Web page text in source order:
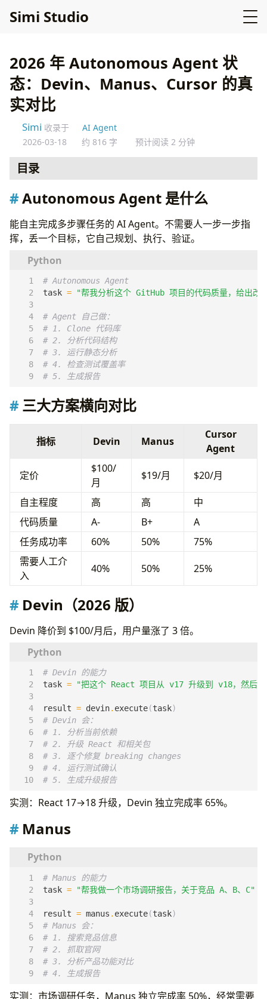
Simi Studio
2026 年 Autonomous Agent 状
态：Devin、Manus、Cursor 的真
实对比
Simi 收录于
AI Agent
2026-03-18
约 816 字 预计阅读 2 分钟
目录
三大方案横向对比
Devin（2026 版）
Manus
任务类型对比
实际使用建议
结论
Autonomous Agent 是什么
能自主完成多步骤任务的 AI Agent。不需要人一步一步指
挥，丢一个目标，它自己规划、执行、验证。
# Autonomous Agent
task = "帮我分析这个 GitHub 项目的代码质量，给出改
# Agent 自己做：
# 1. Clone 代码库
# 2. 分析代码结构
# 3. 运行静态分析
# 4. 检查测试覆盖率
# 5. 生成报告
三大方案横向对比
指标 Devin Manus
Cursor
Agent
定价
$100/
月
$19/月 $20/月
自主程度 高 高
中
代码质量
A- B+
A
任务成功率
60% 50%
75%
需要人工介
入
40% 50% 25%
Devin（2026 版）
Devin 降价到 $100/月后，用户量涨了 3 倍。
# Devin 的能力
task = "把这个 React 项目从 v17 升级到 v18，然后
result = devin. execute(task)
# Devin 会：
# 1. 分析当前依赖
# 2. 升级 React 和相关包
# 3. 逐个修复 breaking changes
# 4. 运行测试确认
# 5. 生成升级报告
实测：React 17→18 升级，Devin 独立完成率 65%。
Manus
# Manus 的能力
task = "帮我做一个市场调研报告，关于竞品 A、B、C"
result = manus . execute(task)
# Manus 会：
# 1. 搜索竞品信息
# 2. 抓取官网
# 3. 分析产品功能对比
# 4. 生成报告
实测：市场调研任务，Manus 独立完成率 50%，经常需要